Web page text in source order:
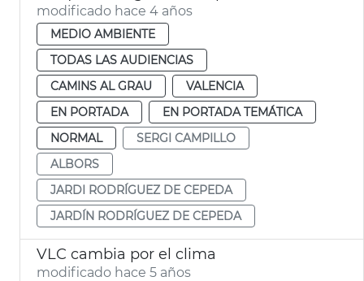
modificado hace 4 años
MEDIO AMBIENTE
TODAS LAS AUDIENCIAS
CAMINS AL GRAU
VALENCIA
EN PORTADA
EN PORTADA TEMÁTICA
NORMAL
SERGI CAMPILLO
ALBORS
JARDI RODRÍGUEZ DE CEPEDA
JARDÍN RODRÍGUEZ DE CEPEDA
VLC cambia por el clima
modificado hace 5 años